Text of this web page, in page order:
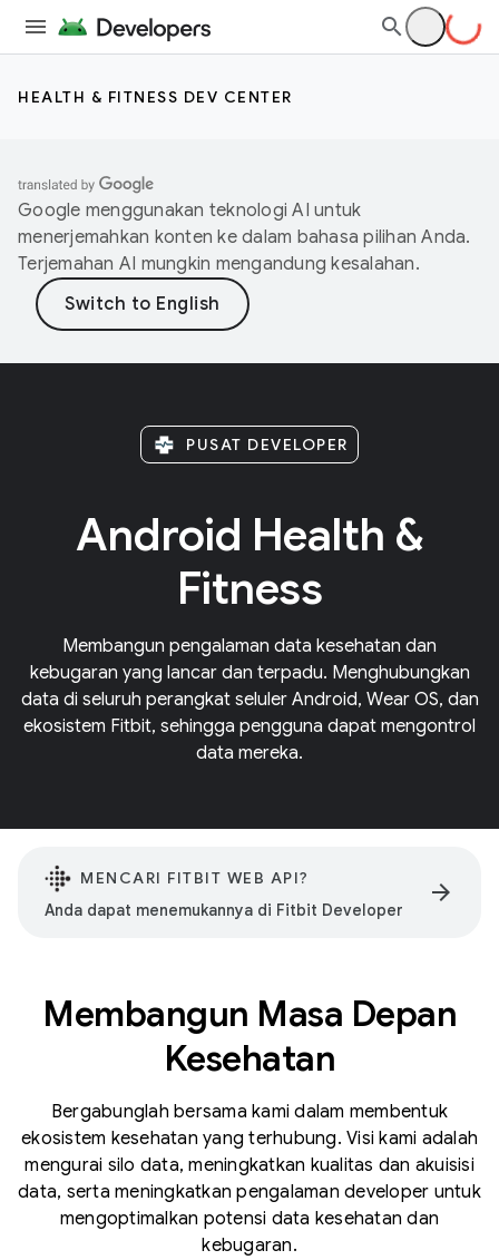
HEALTH & FITNESS DEV CENTER
Google menggunakan teknologi AI untuk
menerjemahkan konten ke dalam bahasa pilihan Anda.
Terjemahan AI mungkin mengandung kesalahan.
PUSAT DEVELOPER
Android Health &
Fitness
Membangun pengalaman data kesehatan dan
kebugaran yang lancar dan terpadu. Menghubungkan
data di seluruh perangkat seluler Android, Wear OS, dan
ekosistem Fitbit, sehingga pengguna dapat mengontrol
data mereka.
MENCARI FITBIT WEB API?
Anda dapat menemukannya di Fitbit Developer
arrow_forward
Membangun Masa Depan
Kesehatan
Bergabunglah bersama kami dalam membentuk
ekosistem kesehatan yang terhubung. Visi kami adalah
mengurai silo data, meningkatkan kualitas dan akuisisi
data, serta meningkatkan pengalaman developer untuk
mengoptimalkan potensi data kesehatan dan
kebugaran.